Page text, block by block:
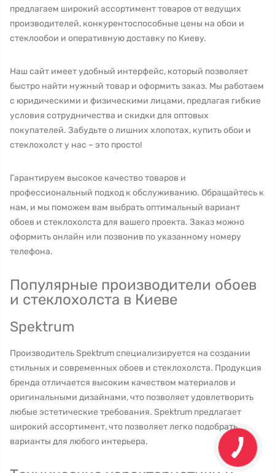
предлагаем широкий ассортимент товаров от ведущих
производителей, конкурентоспособные цены на обои и
стеклообои и оперативную доставку по Киеву.
Наш сайт имеет удобный интерфейс, который позволяет
быстро найти нужный товар и оформить заказ. Мы работаем
с юридическими и физическими лицами, предлагая гибкие
условия сотрудничества и скидки для оптовых
покупателей. Забудьте о лишних хлопотах, купить обои и
стеклохолст у нас – это просто!
Гарантируем высокое качество товаров и
профессиональный подход к обслуживанию. Обращайтесь к
нам, и мы поможем вам выбрать оптимальный вариант
обоев и стеклохолста для вашего проекта. Заказ можно
оформить онлайн или позвонив по указанному номеру
телефона.
Популярные производители обоев
и стеклохолста в Киеве
Spektrum
Производитель Spektrum специализируется на создании
стильных и современных обоев и стеклохолста. Продукция
бренда отличается высоким качеством материалов и
оригинальными дизайнами, что позволяет удовлетворить
любые эстетические требования. Spektrum предлагает
широкий ассортимент, что позволяет легко подобрать
варианты для любого интерьера.